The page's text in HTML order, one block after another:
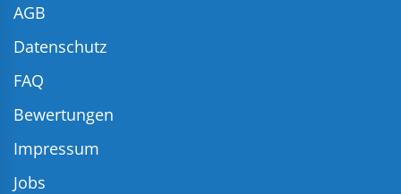
AGB
Datenschutz
FAQ
Bewertungen
Impressum
Jobs